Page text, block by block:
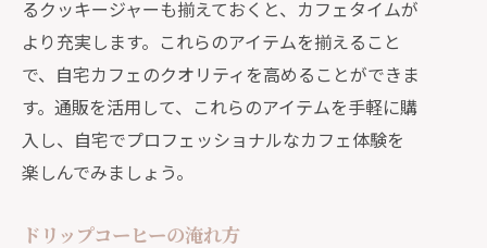
るクッキージャーも揃えておくと、カフェタイムが
より充実します。これらのアイテムを揃えること
で、自宅カフェのクオリティを高めることができま
す。通販を活用して、これらのアイテムを手軽に購
入し、自宅でプロフェッショナルなカフェ体験を
楽しんでみましょう。
ドリップコーヒーの淹れ方